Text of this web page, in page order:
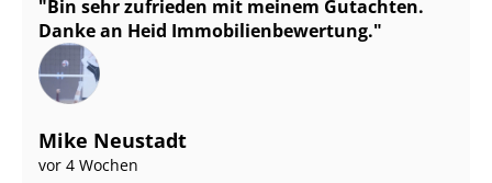
Bin sehr zufrieden mit meinem Gutachten.
Danke an Heid Im­mo­bi­li­en­be­wer­tung.
Mike Neustadt
vor 4 Wochen